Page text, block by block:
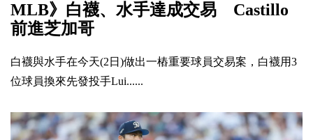
MLB》白襪、水手達成交易 Castillo
前進芝加哥
白襪與水手在今天(2日)做出一樁重要球員交易案，白襪用3
位球員換來先發投手Lui......